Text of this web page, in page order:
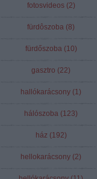
fotosvideos (2)
fürdôszoba (8)
fürdőszoba (10)
gasztro (22)
hallókarácsony (1 )
hálószoba (123)
ház (192)
hellokarácsony (2)